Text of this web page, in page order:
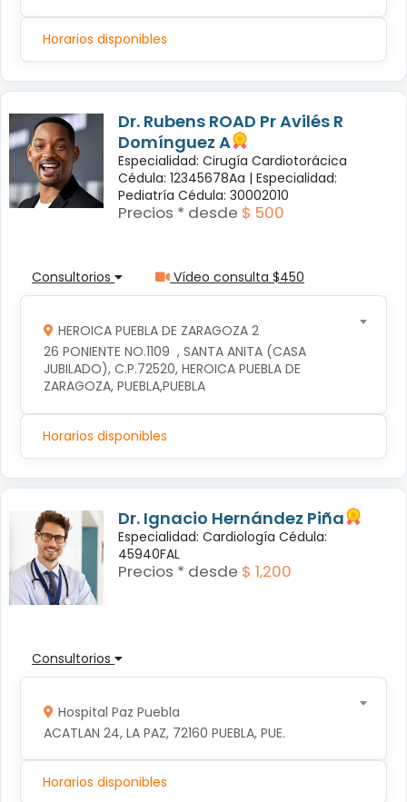
Horarios disponibles
Dr. Rubens ROAD Pr Avilés R
Domínguez A
Especialidad: Cirugía Cardiotorácica
Cédula: 12345678Aa | Especialidad:
Pediatría Cédula: 30002010
Precios * desde $ 500
Consultorios Vídeo consulta $450
HEROICA PUEBLA DE ZARAGOZA 2
26 PONIENTE NO.1109  , SANTA ANITA (CASA
JUBILADO), C.P.72520, HEROICA PUEBLA DE
ZARAGOZA, PUEBLA,PUEBLA
Horarios disponibles
Dr. Ignacio Hernández Piña
Especialidad: Cardiología Cédula:
45940FAL
Precios * desde $ 1,200
Consultorios
Hospital Paz Puebla
ACATLAN 24, LA PAZ, 72160 PUEBLA, PUE.
Horarios disponibles